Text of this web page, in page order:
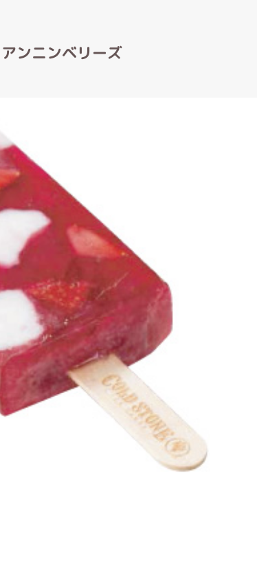
ンニンベリーズ